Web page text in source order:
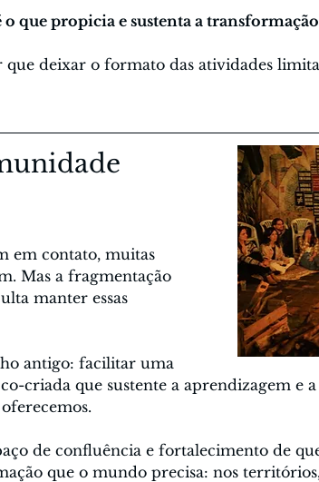
o que propicia e sustenta a
deixar o formato das atividades
em contato, muitas
Mas a fragmentação
manter essas
antigo: facilitar uma
criada que sustente a aprendizagem e
de confluência e fortalecimento de
que o mundo precisa: nos territórios,